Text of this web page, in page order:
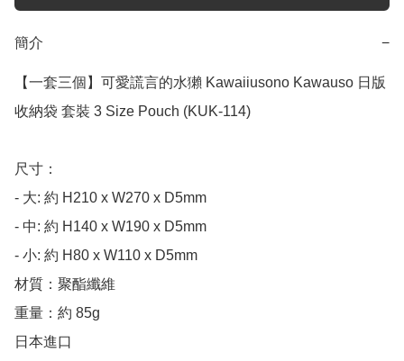
簡介 −
【一套三個】可愛謊言的水獺 Kawaiiusono Kawauso 日版
收納袋 套裝 3 Size Pouch (KUK-114)
尺寸：
- 大: 約 H210 x W270 x D5mm
- 中: 約 H140 x W190 x D5mm
- 小: 約 H80 x W110 x D5mm
材質：聚酯纖維
重量：約 85g
日本進口